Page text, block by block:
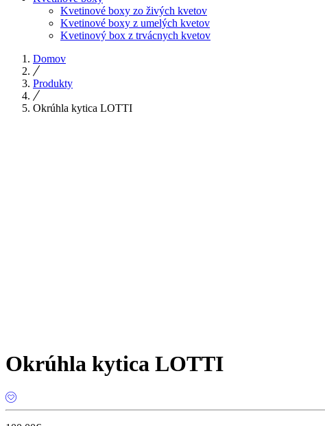
Kvetinové boxy zo živých kvetov
Kvetinové boxy z umelých kvetov
Kvetinový box z trvácnych kvetov
Domov
Produkty
Okrúhla kytica LOTTI
Okrúhla kytica LOTTI